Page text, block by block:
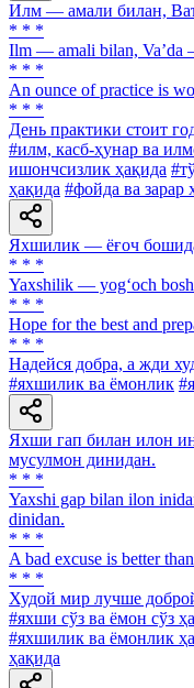
Илм — амали билан,
* * *
Ilm — amali bilan, Va’da
* * *
An ounce of practice is
* * *
День практики стоит
#илм, касб-ҳунар ва
ишончсизлик ҳақида
ҳақида #фойда ва зарар
Яхшилик — ёғоч
* * *
Yaxshilik — yog‘och
* * *
Hope for the best and
* * *
Надейся добра, а жди
#яхшилик ва ёмонлик
Яхши гап билан илон
мусулмон динидан.
* * *
Yaxshi gap bilan ilon
dinidan.
* * *
A bad excuse is better
* * *
Худой мир лучше
#яхши сўз ва ёмон сўз
#яхшилик ва ёмонлик
ҳақида